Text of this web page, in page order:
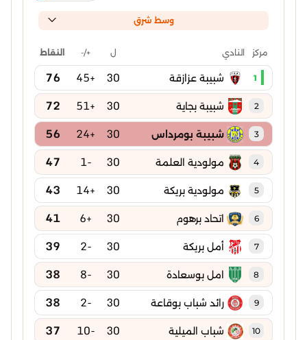
وسط شرق
مركز النادي ل +/- النقاط
1 شبيبة عزازقة 30
+45
76
2 شبيبة بجاية 30
+51
72
3 شبيبة بومرداس 30
+24
56
4 مولودية العلمة 30
-1
47
5 مولودية بريكة 30
+14
43
6 اتحاد برهوم 30
+6
41
7 أمل بريكة 30
-2
39
8 امل بوسعادة 30
-8
38
9 رائد شباب بوقاعة 30
-2
38
10 شباب الميلية 30
-10
37